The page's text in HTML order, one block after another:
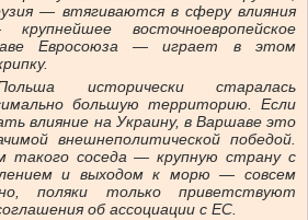
— втягиваются в сферу влияния
восточноевропейское
Евросоюза — играет в этом
исторически старалась
большую территорию. Если
влияние на Украину, в Варшаве это
внешнеполитической победой.
такого соседа — крупную страну с
и выходом к морю — совсем
поляки только приветствуют
об ассоциации с ЕС.